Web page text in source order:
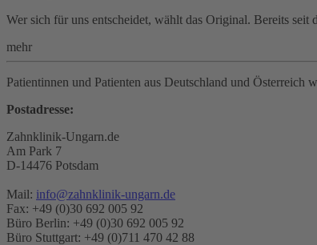
Wer sich für uns entscheidet, wählt das Original. Bereits
mehr
Patientinnen und Patienten aus Deutschland und Österreich
Postadresse:
Zahnklinik-Ungarn.de
Am Park 7
D-14476 Potsdam
Mail: info@zahnklinik-ungarn.de
Fax: +49 (0)30 692 005 92
Büro Berlin: +49 (0)30 692 005 92
Büro Stuttgart: +49 (0)711 470 42 88